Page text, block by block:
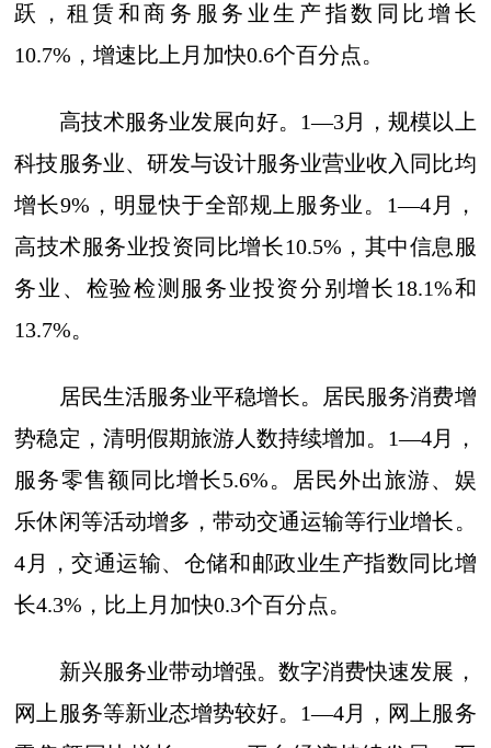
跃，租赁和商务服务业生产指数同比增长
10.7%，增速比上月加快0.6个百分点。
高技术服务业发展向好。1—3月，规模以上
科技服务业、研发与设计服务业营业收入同比均
增长9%，明显快于全部规上服务业。1—4月，
高技术服务业投资同比增长10.5%，其中信息服
务业、检验检测服务业投资分别增长18.1%和
13.7%。
居民生活服务业平稳增长。居民服务消费增
势稳定，清明假期旅游人数持续增加。1—4月，
服务零售额同比增长5.6%。居民外出旅游、娱
乐休闲等活动增多，带动交通运输等行业增长。
4月，交通运输、仓储和邮政业生产指数同比增
长4.3%，比上月加快0.3个百分点。
新兴服务业带动增强。数字消费快速发展，
网上服务等新业态增势较好。1—4月，网上服务